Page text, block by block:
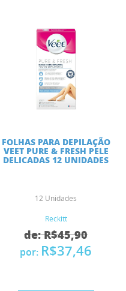
FOLHAS PARA DEPILAÇÃO
VEET PURE & FRESH PELE
DELICADAS 12 UNIDADES
12 Unidades
Reckitt
de: R$45,90
por: R$37,46